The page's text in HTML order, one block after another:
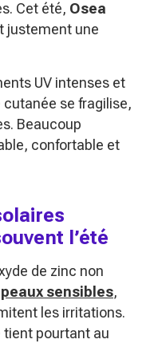
Cet été, Osea
justement une
UV intenses et
se fragilise,
Beaucoup
confortable et
l’été
de zinc non
peaux sensibles,
les irritations.
tient pourtant au